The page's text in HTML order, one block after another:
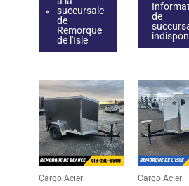
succursale
de
Remorque
de l'Isle
de
Cargo Acier Cargo Acier